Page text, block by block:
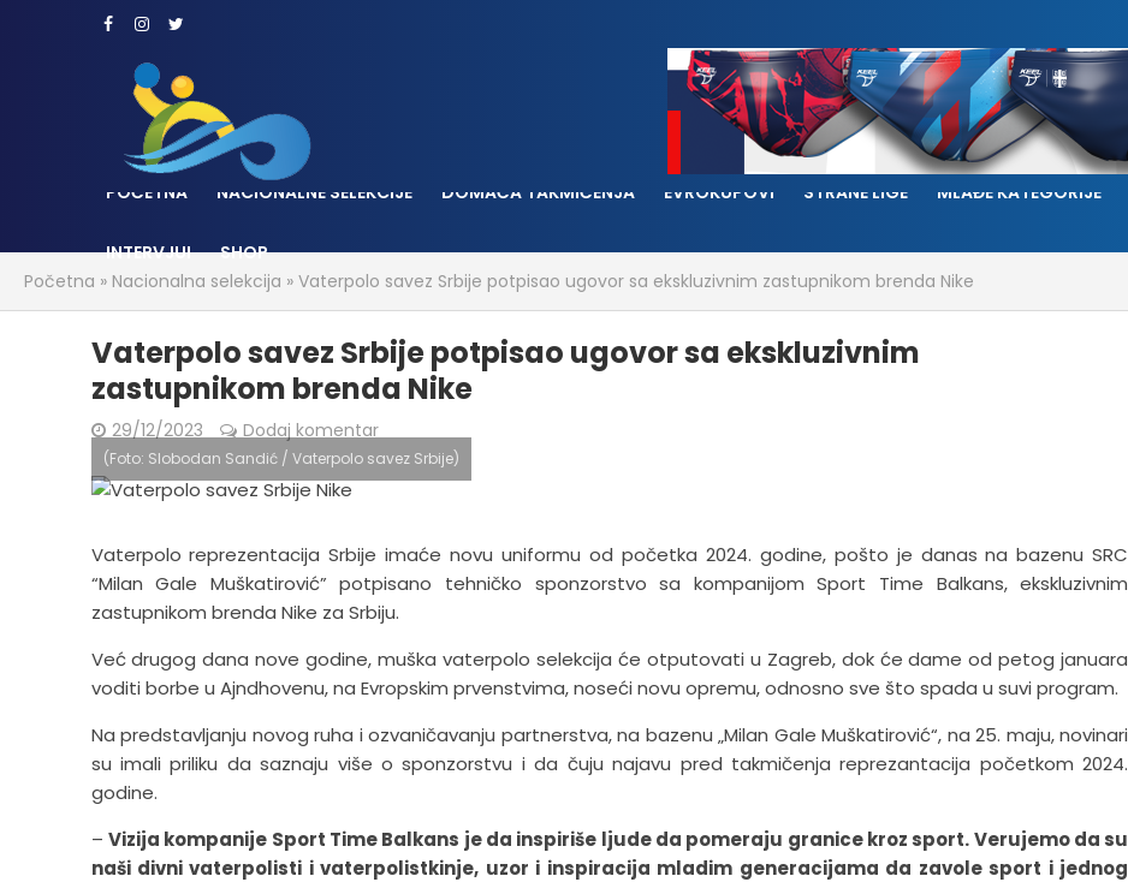
POČETNA NACIONALNE SELEKCIJE DOMAĆA TAKMIČENJA EVROKUPOVI STRANE LIGE MLAĐE KATEGORIJE
INTERVJUI
SHOP
Početna » Nacionalna selekcija » Vaterpolo savez Srbije potpisao ugovor sa ekskluzivnim zastupnikom brenda Nike
Vaterpolo savez Srbije potpisao ugovor sa ekskluzivnim
zastupnikom brenda Nike
29/12/2023 Dodaj komentar
(Foto: Slobodan Sandić / Vaterpolo savez Srbije)
Vaterpolo reprezentacija Srbije imaće novu uniformu od početka 2024. godine, pošto je danas na bazenu SRC
“Milan Gale Muškatirović” potpisano tehničko sponzorstvo sa kompanijom Sport Time Balkans, ekskluzivnim
zastupnikom brenda Nike za Srbiju.
Već drugog dana nove godine, muška vaterpolo selekcija će otputovati u Zagreb, dok će dame od petog januara
voditi borbe u Ajndhovenu, na Evropskim prvenstvima, noseći novu opremu, odnosno sve što spada u suvi program.
Na predstavljanju novog ruha i ozvaničavanju partnerstva, na bazenu „Milan Gale Muškatirović“, na 25. maju, novinari
su imali priliku da saznaju više o sponzorstvu i da čuju najavu pred takmičenja reprezantacija početkom 2024.
godine.
– Vizija kompanije Sport Time Balkans je da inspiriše ljude da pomeraju granice kroz sport. Verujemo da su
naši divni vaterpolisti i vaterpolistkinje, uzor i inspiracija mladim generacijama da zavole sport i jednog